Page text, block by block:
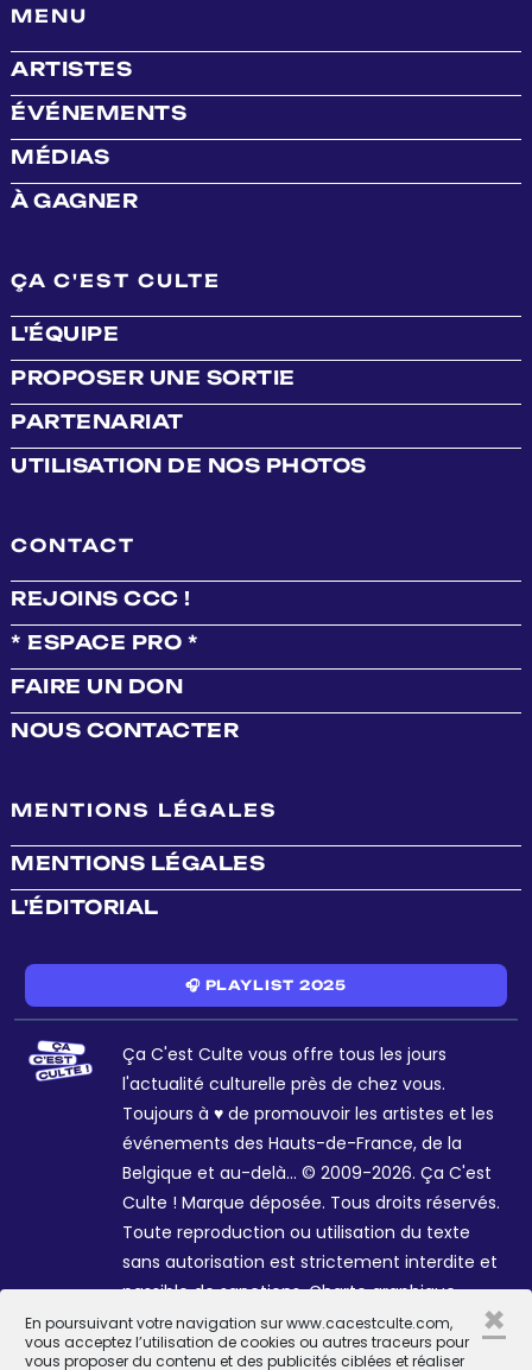
En poursuivant votre navigation sur www.cacestculte.com,
vous acceptez l’utilisation de cookies ou autres traceurs pour
vous proposer du contenu et des publicités ciblées et réaliser
×
MENU
ARTISTES
ÉVÉNEMENTS
MÉDIAS
À GAGNER
ÇA C'EST CULTE
L'ÉQUIPE
PROPOSER UNE SORTIE
PARTENARIAT
UTILISATION DE NOS PHOTOS
CONTACT
REJOINS CCC !
* ESPACE PRO *
FAIRE UN DON
NOUS CONTACTER
MENTIONS LÉGALES
MENTIONS LÉGALES
L'ÉDITORIAL
🎧 PLAYLIST 2025
Ça C'est Culte vous offre tous les jours
l'actualité culturelle près de chez vous.
Toujours à ♥ de promouvoir les artistes et les
événements des Hauts-de-France, de la
Belgique et au-delà... © 2009-2026. Ça C'est
Culte ! Marque déposée. Tous droits réservés.
Toute reproduction ou utilisation du texte
sans autorisation est strictement interdite et
passible de sanctions. Charte graphique
Sophie R. et Céline Galant.